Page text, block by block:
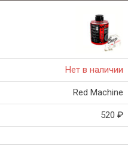
Нет в наличии
Red Machine
520 ₽